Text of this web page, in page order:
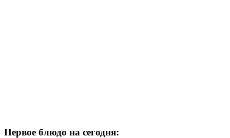
Первое блюдо на сегодня: